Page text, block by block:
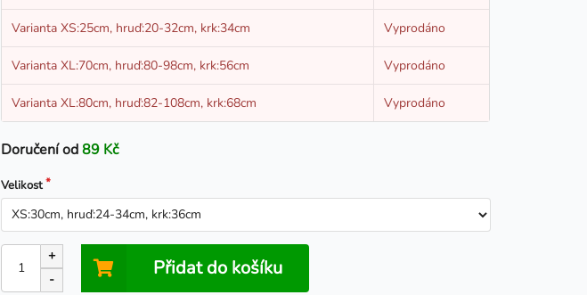
Varianta XS:25cm, hruď:20-32cm, krk:34cm Vyprodáno
Varianta XL:70cm, hruď:80-98cm, krk:56cm Vyprodáno
Varianta XL:80cm, hruď:82-108cm, krk:68cm Vyprodáno
Doručení od89 Kč
Velikost
+
-
Přidat do košíku